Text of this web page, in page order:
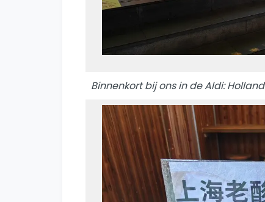
Binnenkort bij ons in de Aldi: